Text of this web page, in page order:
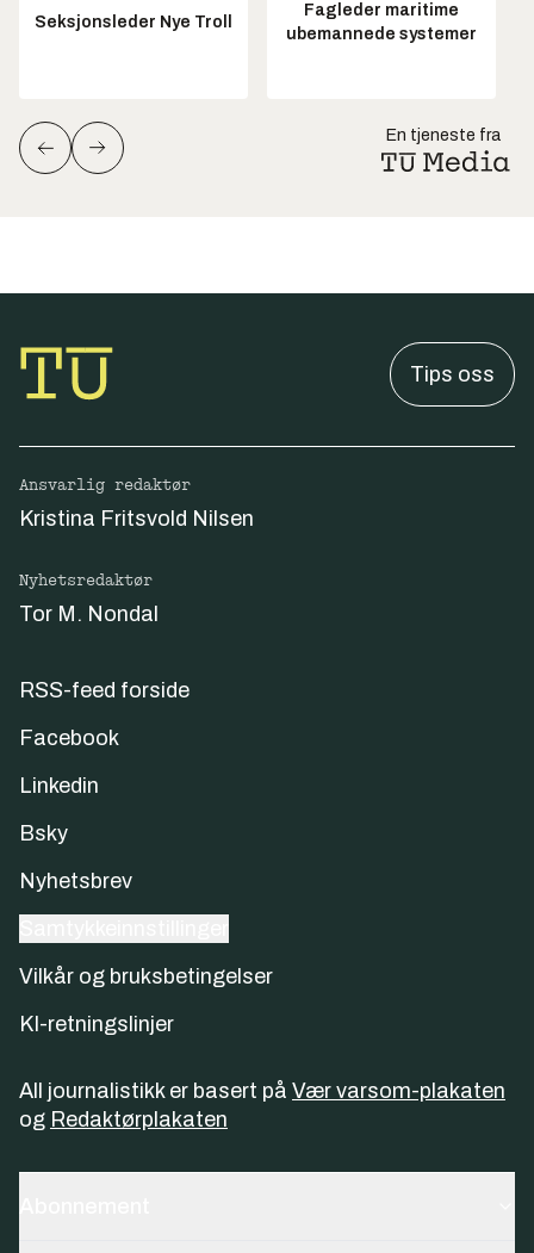
Seksjonsleder Nye Troll
Fagleder maritime
ubemannede systemer
En tjeneste fra
Tips oss
Ansvarlig redaktør
Kristina Fritsvold Nilsen
Nyhetsredaktør
Tor M. Nondal
RSS-feed forside
Facebook
Linkedin
Bsky
Nyhetsbrev
Vilkår og bruksbetingelser
KI-retningslinjer
All journalistikk er basert på Vær varsom-plakaten
og Redaktørplakaten